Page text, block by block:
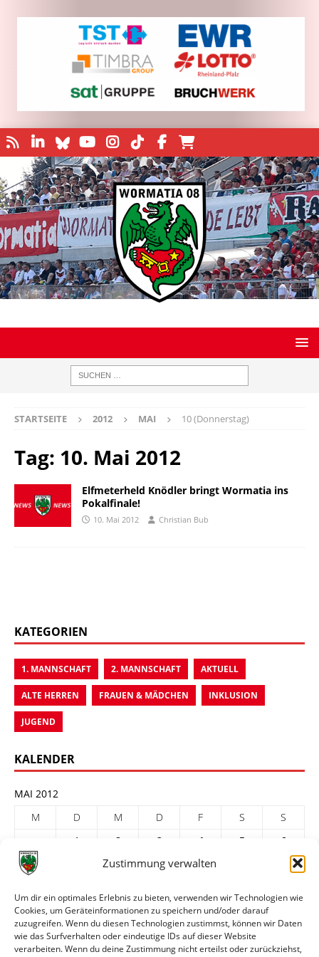
Zustimmung verwalten
Um dir ein optimales Erlebnis zu bieten, verwenden wir Technologien wie
Cookies, um Geräteinformationen zu speichern und/oder darauf
zuzugreifen. Wenn du diesen Technologien zustimmst, können wir Daten
wie das Surfverhalten oder eindeutige IDs auf dieser Website
verarbeiten. Wenn du deine Zustimmung nicht erteilst oder zurückziehst,
STARTSEITE 2012 MAI 10 (Donnerstag)
Tag: 10. Mai 2012
Elfmeterheld Knödler bringt Wormatia ins
Pokalfinale!
10. Mai 2012 Christian Bub
KATEGORIEN
1. MANNSCHAFT 2. MANNSCHAFT AKTUELL
ALTE HERREN FRAUEN & MÄDCHEN INKLUSION
JUGEND
KALENDER
MAI 2012
M
D M D F S
S
1
2 3 4 5
6
7
9 10 11
21
22 23 24 25 26
28
29 30
31